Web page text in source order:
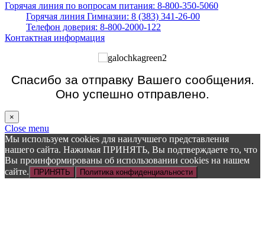
Горячая линия по вопросам питания: 8-800-350-5060
Горячая линия Гимназии: 8 (383) 341-26-00
Телефон доверия: 8-800-2000-122
Контактная информация
Спасибо за отправку Вашего сообщения.
Оно успешно отправлено.
×
Close menu
Мы используем cookies для наилучшего представления
нашего сайта. Нажимая ПРИНЯТЬ, Вы подтверждаете то, что
Вы проинформированы об использовании cookies на нашем
сайте.
ПРИНЯТЬ Политика конфиденциальности